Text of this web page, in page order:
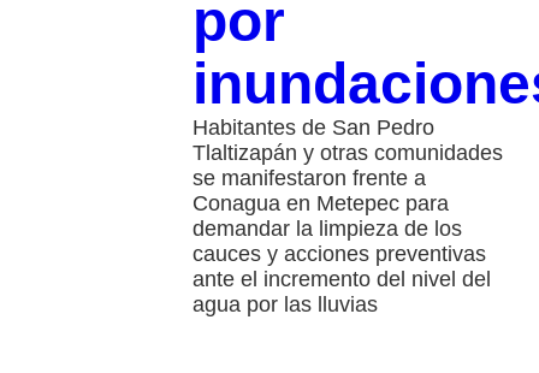
por
Habitantes de San Pedro
Tlaltizapán y otras comunidades
se manifestaron frente a
Conagua en Metepec para
demandar la limpieza de los
cauces y acciones preventivas
ante el incremento del nivel del
agua por las lluvias